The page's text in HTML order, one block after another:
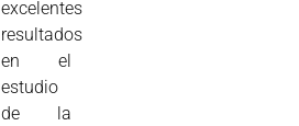
excelentes
resultados
en el
estudio
de la